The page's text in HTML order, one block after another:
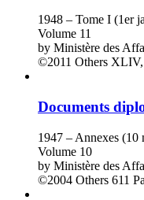
1948 – Tome I (1er
Volume 11
by Ministère des
©2011 Others XLIV,
Documents
1947 – Annexes (10
Volume 10
by Ministère des
©2004 Others 611